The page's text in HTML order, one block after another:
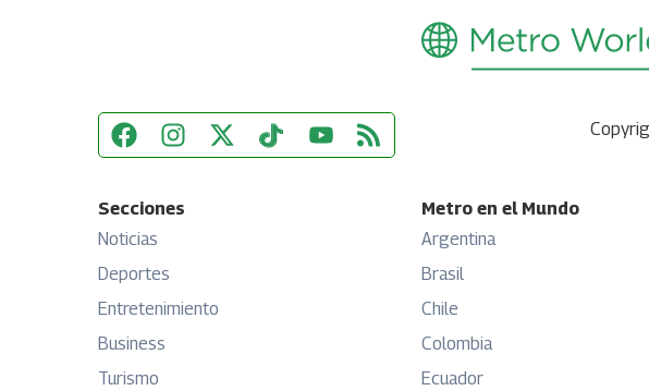
Secciones
Noticias
Deportes
Entretenimiento
Business
Turismo
Metro en el Mundo
Argentina
Brasil
Chile
Colombia
Ecuador